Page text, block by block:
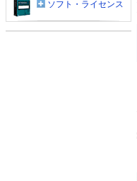
ソフト・ライセンス